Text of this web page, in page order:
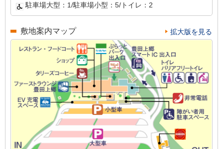
駐車場大型：1/駐車場小型：5/トイレ：2
敷地案内マップ 拡大版を見る